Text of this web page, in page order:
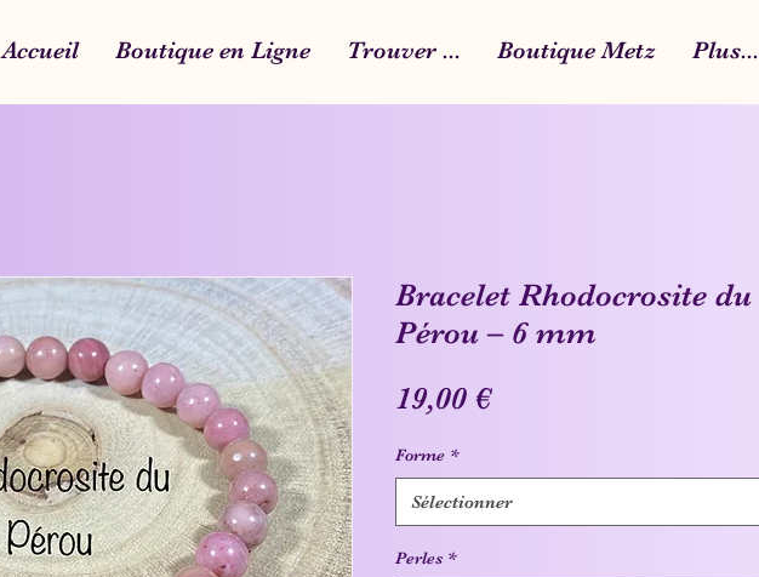
Accueil Boutique en Ligne Trouver ... Boutique Metz Plus...
Bracelet Rhodocrosite du
Pérou – 6 mm
19,00 €Prix
Forme *
Sélectionner
Perles *